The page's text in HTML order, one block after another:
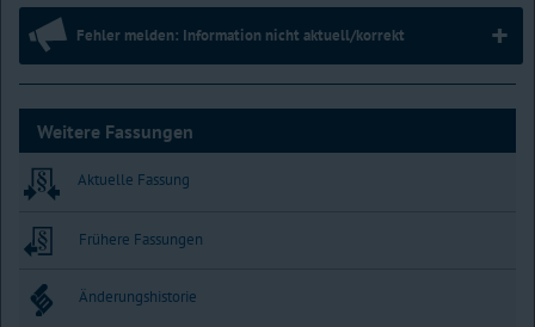
Fehler melden: Information nicht aktuell/korrekt
Weitere Fassungen
Aktuelle Fassung
Frühere Fassungen
Änderungshistorie